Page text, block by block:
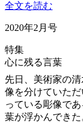
全文を読む
2020年2月号
特集
心に残る言葉
先日、美術家の清
像を分けていた
っている彫像で
葉が浮かんできた